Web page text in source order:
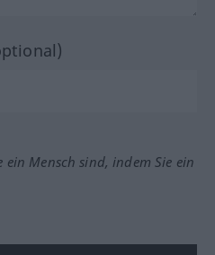
ein Mensch sind, indem Sie ein